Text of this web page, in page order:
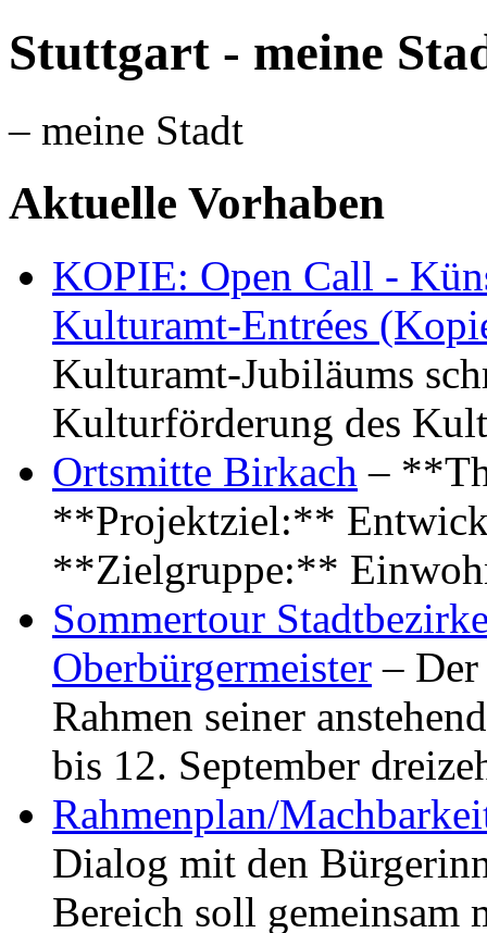
Stuttgart - meine
– meine Stadt
Aktuelle Vorhaben
KOPIE: Open Call -
Kulturamt-Entrées
Kulturamt-Jubiläums
Kulturförderung des
Ortsmitte Birkach –
**Projektziel:**
**Zielgruppe:**
Sommertour
Oberbürgermeister –
Rahmen seiner
bis 12. September
Rahmenplan/
Dialog mit den
Bereich soll gemeinsam